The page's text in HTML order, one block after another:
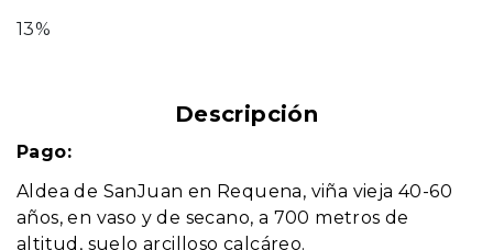
13%
Descripción
Pago:
Aldea de SanJuan en Requena, viña vieja 40-60
años, en vaso y de secano, a 700 metros de
altitud, suelo arcilloso calcáreo.